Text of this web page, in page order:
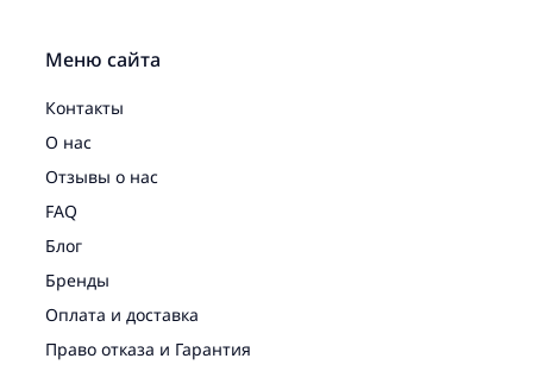
Меню сайта
Контакты
О нас
Отзывы о нас
FAQ
Блог
Бренды
Оплата и доставка
Право отказа и Гарантия